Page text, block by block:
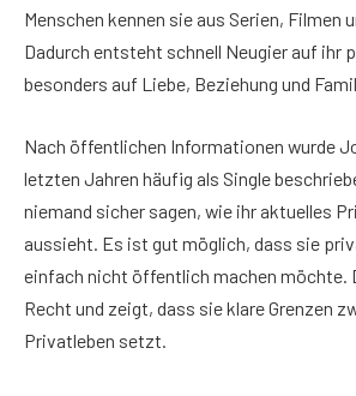
Menschen kennen sie aus Serien, Filmen
Dadurch entsteht schnell Neugier auf ihr
besonders auf Liebe, Beziehung und
Nach öffentlichen Informationen wurde
letzten Jahren häufig als Single
niemand sicher sagen, wie ihr aktuelles
aussieht. Es ist gut möglich, dass sie
einfach nicht öffentlich machen möchte.
Recht und zeigt, dass sie klare Grenzen
Privatleben setzt.